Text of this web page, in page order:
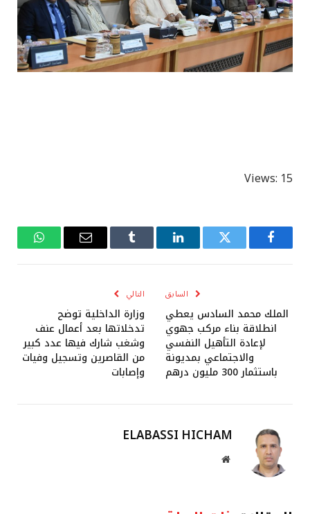
Views: 15
فيسبوك تويتر لينكدإن Tumblr
البريد
واتساب
السابق
الملك محمد السادس يعطي
انطلاقة بناء مركب جهوي
لإعادة التأهيل النفسي
والاجتماعي بمديونة
باستثمار 300 مليون درهم
التالي
وزارة الداخلية توضح
تدخلاتها بعد أعمال عنف
وشغب شارك فيها عدد كبير
من القاصرين وتسجيل وفيات
وإصابات
ELABASSI HICHAM
موقع